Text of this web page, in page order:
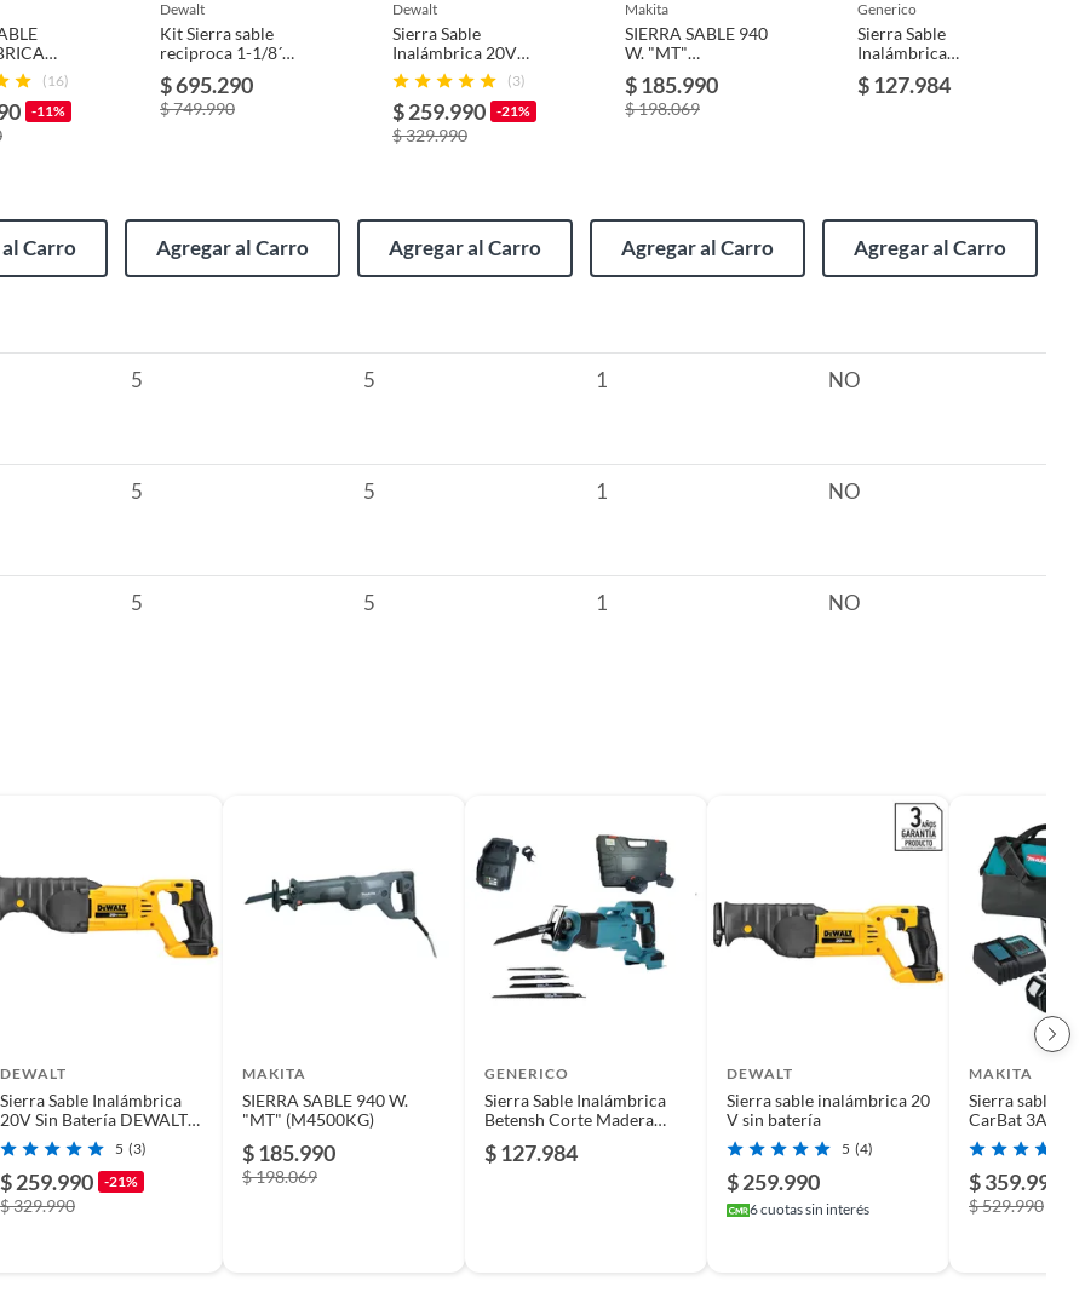
de 9.6 cm y un alto de 23.4 cm, ideal para trabajos
un mayor control. Además, incluye una hoja para
de corte de 300 mm y una velocidad de 3000
inalámbrico y su alimentación por batería te
las categorías complementarias. Considera los
de madera. También puedes echar un vistazo a las
sin escobillas aumenta el tiempo de funcionamiento
en esa condición a un precio reducido.
entre otros análogos.
(16)
-11%
Carro
dewalt
Kit Sierra sable
reciproca 1-1/8´
60V DEWALT
DCS389T2-B2.
$ 695.290
$ 749.990
Agregar al Carro
dewalt
Sierra Sable
Inalámbrica 20V
Sin Batería
DEWALT
DCS380B-B3
(3)
$ 259.990 -21%
$ 329.990
Agregar al Carro
makita
SIERRA SABLE 940
W. "MT"
(M4500KG)
$ 185.990
$ 198.069
Agregar al Carro
generico
Sierra Sable
Inalámbrica
Betensh Corte
Madera Recíproca
$ 127.984
Agregar al Carro
5 5 1 NO
5 5 1 NO
5 5 1 NO
DEWALT
Sierra Sable Inalámbrica
20V Sin Batería DEWALT
DCS380B-B3
5 (3)
$ 259.990 -21%
$ 329.990
MAKITA
SIERRA SABLE 940 W.
"MT" (M4500KG)
$ 185.990
$ 198.069
GENERICO
Sierra Sable Inalámbrica
Betensh Corte Madera
$ 127.984
DEWALT
Sierra sable inalámbrica 20
V sin batería
5 (4)
$ 259.990
6cuotas sin interés
MAKITA
Sierra sable
CarBat 3Ah.
DJR189SF
$ 359.990
$ 529.990